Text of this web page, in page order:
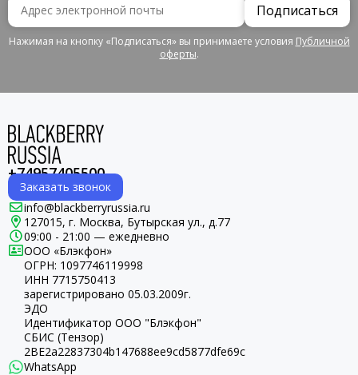
Подписаться
Нажимая на кнопку «Подписаться» вы принимаете условия Публичной
оферты.
+74957405500
Заказать звонок
info@blackberryrussia.ru
127015, г. Москва, Бутырская ул., д.77
09:00 - 21:00 — ежедневно
ООО «Блэкфон»
ОГРН: 1097746119998
ИНН 7715750413
зарегистрировано 05.03.2009г.
ЭДО
Идентификатор ООО "Блэкфон"
СБИС (Тензор)
2BE2a22837304b147688ee9cd5877dfe69c
WhatsApp